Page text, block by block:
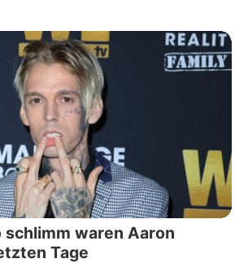
schlimm waren Aaron
Tage